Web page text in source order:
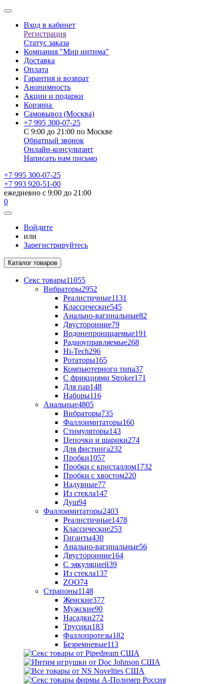
Вход в кабинет
Регистрация
Статус заказа
Компания "Мир интима"
Доставка
Оплата
Гарантия и возврат
Анонимность
Акции и подарки
Корзина
Самовывоз (Москва)
+7 995 300-07-25
С 9:00 до 21:00 по Москве
Обратный звонок
Онлайн-консультант
Написать нам письмо
+7 995 300-07-25
+7 993 920-51-00
ежедневно с 9:00 до 21:00
0
Войдите
или
Зарегистрируйтесь
Каталог товаров
Секс товары11055
Вибраторы2952
Реалистичные1131
Классические545
Анально-вагинальные82
Двусторонние79
Водонепроницаемые191
Радиоуправляемые268
Hi-Tech296
Ротаторы165
Компьютерного типа37
С фрикциями Stroker171
Для пар148
Наборы116
Анальные4805
Вибраторы735
Фаллоимитаторы160
Стимуляторы143
Цепочки и шарики274
Для фистинга232
Пробки1057
Пробки с кристаллом1732
Пробки с хвостом220
Надувные77
Из стекла147
Душ94
Фаллоимитаторы2403
Реалистичные1478
Классические253
Гиганты430
Анально-вагинальные56
Двусторонние164
С эякуляцией39
Из стекла137
ZOO74
Страпоны1148
Женские377
Мужские90
Насадки272
Трусики183
Фаллопротезы182
Безремневые113